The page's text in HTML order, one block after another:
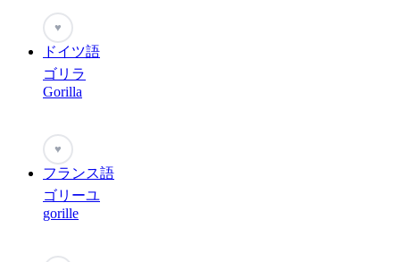
♥
ドイツ語
ゴリラ
Gorilla
♥
フランス語
ゴリーユ
gorille